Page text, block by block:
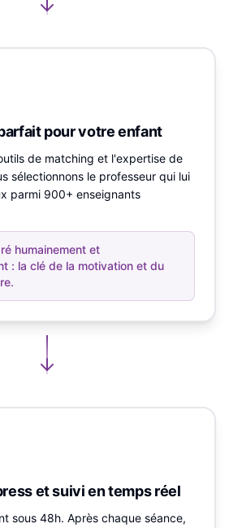
pour votre enfant
de matching et l'expertise de
sélectionnons le professeur qui lui
parmi 900+ enseignants
humainement et
: la clé de la motivation et du
et suivi en temps réel
sous 48h. Après chaque séance,